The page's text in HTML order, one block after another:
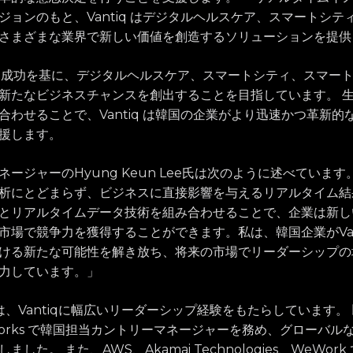
ョンのもと、Vantiq はデジタルヘルスケア、スマートシテ
まざまな業界で新しい価値を創造するソリューションを提
功を基に、デジタルヘルスケア、スマートシティ、スマー
たなビジネスチャンスを創出することを目指しています。
わせることで、Vantiq は韓国の企業がより迅速かつ革新的
します。
ージャーのHyung Keun Lee氏は次のように述べています
にとどまらず、ビジネスに直接影響を与えるリアルタイム
リアルタイムデータ技術を組み合わせることで、企業は新
場で競争力を獲得することができます。私は、韓国企業が
る新たな可能性を解き放ち、将来の市場でリーダーシップ
しています。」
Vantiqに幅広いリーダーシップ経験をもたらしています
で韓国担当カントリーマネージャーを務め、グローバル
ました。 また、AWS、Akamai Technologies、WeWork